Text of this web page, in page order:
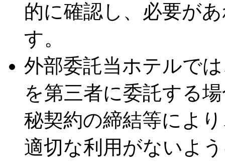
的に確認し、必要が
す。
外部委託当ホテルで
を第三者に委託する
秘契約の締結等によ
適切な利用がないよ